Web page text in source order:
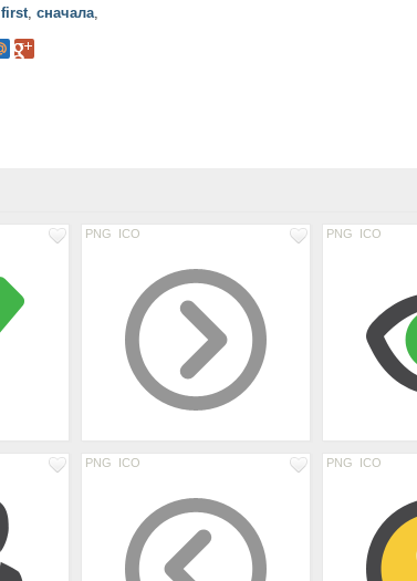
first, сначала,
PNG ICO PNG ICO
PNG ICO PNG ICO